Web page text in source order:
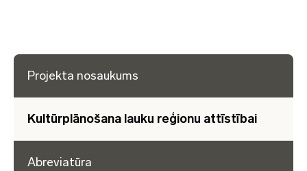
Projekta nosaukums
Kultūrplānošana lauku reģionu attīstībai
Abreviatūra